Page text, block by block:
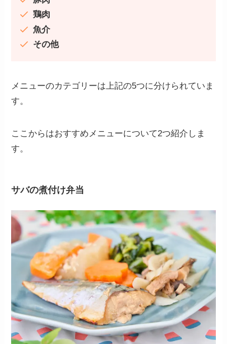
鶏肉
魚介
その他
メニューのカテゴリーは上記の5つに分けられていま
す。
ここからはおすすめメニューについて2つ紹介しま
す。
サバの煮付け弁当